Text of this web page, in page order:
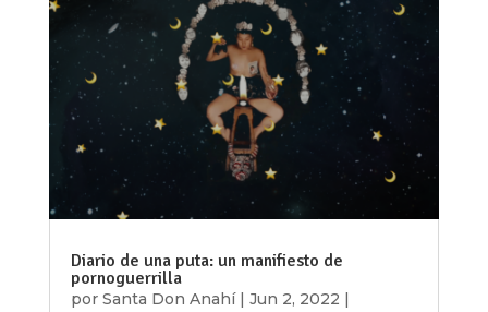
Diario de una puta: un manifiesto de
pornoguerrilla
por Santa Don Anahí| Jun 2, 2022 |